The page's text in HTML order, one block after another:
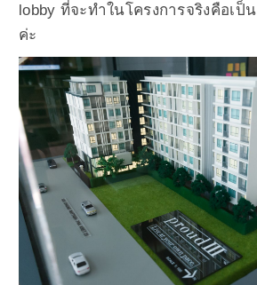
lobby ที่จะทำในโครงการจริงคือเป็
ค่ะ